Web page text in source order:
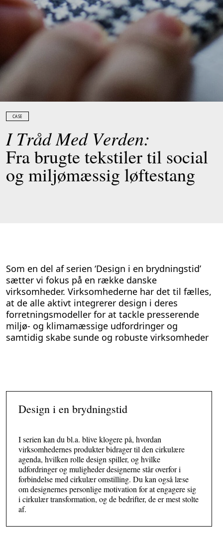
CASE
I TrådMed Verden:
Frabrugte tekstilertil social
og miljømæssig løftestang
Som en del af serien ‘Design i en brydningstid’
sætter vi fokus på en række danske
virksomheder. Virksomhederne har det til fælles,
at de alle aktivt integrerer design i deres
forretningsmodeller for at tackle presserende
miljø- og klimamæssige udfordringer og
samtidig skabe sunde og robuste virksomheder
Design i en brydningstid
I serien kan du bl.a. blive klogere på, hvordan
virksomhedernes produkter bidrager til den cirkulære
agenda, hvilken rolle design spiller, og hvilke
udfordringer og muligheder designerne står overfor i
forbindelse med cirkulær omstilling. Du kan også læse
om designernes personlige motivation for at engagere sig
i cirkulær transformation, og de bedrifter, de er mest stolte
af.